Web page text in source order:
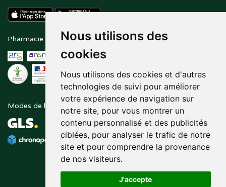
Nous utilisons des
cookies
Nous utilisons des cookies et d'autres
technologies de suivi pour améliorer
votre expérience de navigation sur
notre site, pour vous montrer un
contenu personnalisé et des publicités
ciblées, pour analyser le trafic de notre
site et pour comprendre la provenance
de nos visiteurs.
J'accepte
Pharmacie en ligne agréée Paiement sécurisé
Modes de livraison Suivez-nous sur